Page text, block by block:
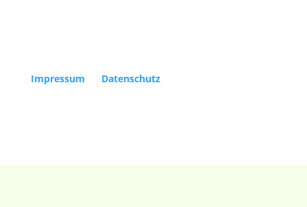
Impressum
Datenschutz